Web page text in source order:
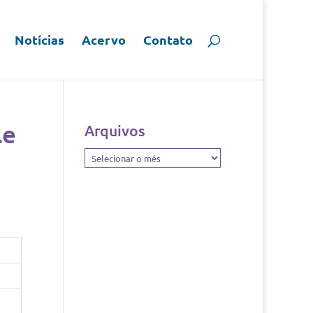
Notícias Acervo Contato
Arquivos
Arquivos